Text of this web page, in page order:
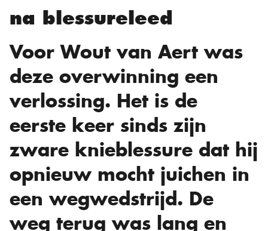
na blessureleed
Voor Wout van Aert was
deze overwinning een
verlossing. Het is de
eerste keer sinds zijn
zware knieblessure dat hij
opnieuw mocht juichen in
een wegwedstrijd. De
weg terug was lang en